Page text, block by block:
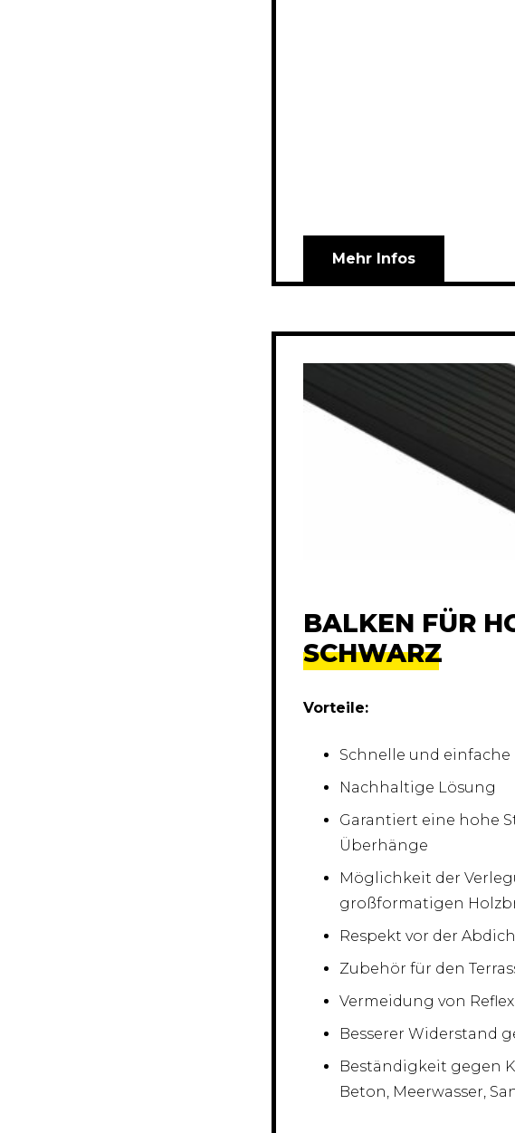
Mehr Infos
BALKEN FÜR
SCHWARZ
Vorteile:
Schnelle und
Nachhaltige Lösung
Garantiert eine hohe
Überhänge
Möglichkeit der
großformatigen
Respekt vor der
Zubehör für den
Vermeidung von
Besserer Widerstand
Beständigkeit gegen
Beton, Meerwasser,